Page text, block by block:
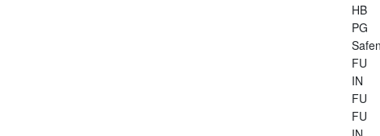
HB
PG
FU
IN
FU
FU